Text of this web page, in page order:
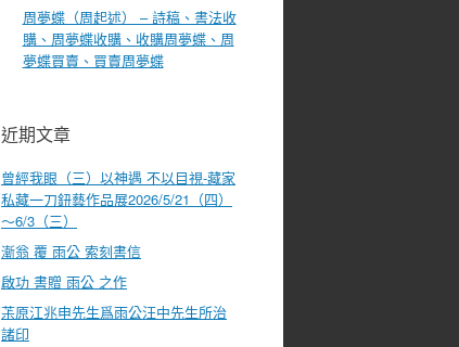
周夢蝶（周起述） – 詩稿、書法收
購、周夢蝶收購、收購周夢蝶、周
夢蝶買賣、買賣周夢蝶
近期文章
曾經我眼（三）以神遇 不以目視-藏家
私藏一刀鈕藝作品展2026/5/21（四）
～6/3（三）
漸翁 覆 雨公 索刻書信
啟功 書贈 雨公 之作
茮原江兆申先生爲雨公汪中先生所治
諸印